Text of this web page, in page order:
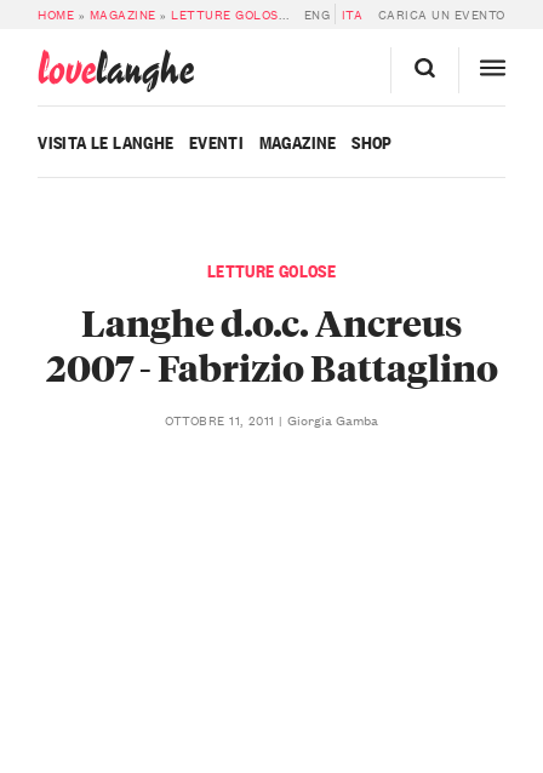
HOME » MAGAZINE »LETTURE GOLOSE » LANGHE D.O.C. ANCREUS 2007 –
ENG ITA CARICA UN EVENTO
lovelanghe
VISITA LE LANGHE EVENTI MAGAZINE SHOP
LETTURE GOLOSE
Langhe d.o.c. Ancreus
2007 - Fabrizio Battaglino
OTTOBRE 11, 2011 Giorgia Gamba